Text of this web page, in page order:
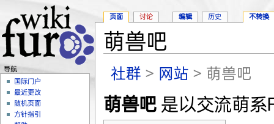
萌兽吧
社群 > 网站 > 萌兽吧
萌兽吧 是以交流萌系
页面 讨论 编辑 历史 不转换
导航
国际门户
最近更改
随机页面
方针指引